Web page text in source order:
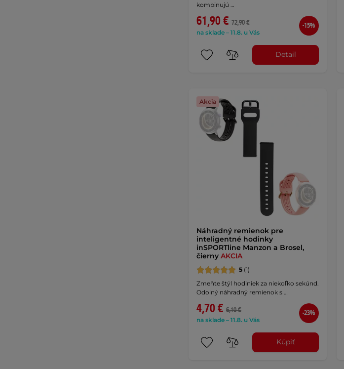
kombinujú …
61,90 € 72,90 €
na sklade – 11.8. u Vás
-15%
Detail
Akcia
Náhradný remienok pre
inteligentné hodinky
inSPORTline Manzon a Brosel,
čierny AKCIA
5 (1)
Zmeňte štýl hodiniek za niekoľko sekúnd.
Odolný náhradný remienok s …
4,70 € 6,10 €
na sklade – 11.8. u Vás
-23%
Kúpiť